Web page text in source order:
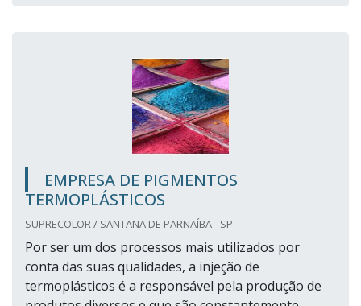
EMPRESA DE PIGMENTOS
TERMOPLÁSTICOS
SUPRECOLOR / SANTANA DE PARNAÍBA - SP
Por ser um dos processos mais utilizados por
conta das suas qualidades, a injeção de
termoplásticos é a responsável pela produção de